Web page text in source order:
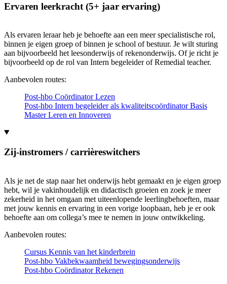
Ervaren leerkracht (5+ jaar ervaring)
Als ervaren leraar heb je behoefte aan een meer specialistische rol,
binnen je eigen groep of binnen je school of bestuur. Je wilt sturing
aan bijvoorbeeld het leesonderwijs of rekenonderwijs. Of je richt je
bijvoorbeeld op de rol van Intern begeleider of Remedial teacher.
Aanbevolen routes:
Post-hbo Coördinator Lezen
Post-hbo Intern begeleider als kwaliteitscoördinator Basis
Master Leren en Innoveren
Zij-instromers / carrièreswitchers
Als je net de stap naar het onderwijs hebt gemaakt en je eigen groep
hebt, wil je vakinhoudelijk en didactisch groeien en zoek je meer
zekerheid in het omgaan met uiteenlopende leerlingbehoeften, maar
met jouw kennis en ervaring in een vorige loopbaan, heb je er ook
behoefte aan om collega’s mee te nemen in jouw ontwikkeling.
Aanbevolen routes:
Cursus Kennis van het kinderbrein
Post-hbo Vakbekwaamheid bewegingsonderwijs
Post-hbo Coördinator Rekenen